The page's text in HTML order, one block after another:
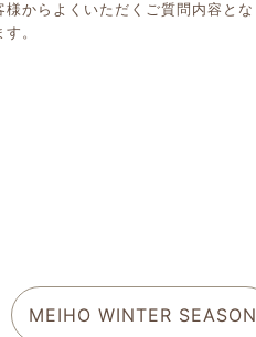
様からよくいただくご質問内容とな
す。
MEIHO WINTER SEASON